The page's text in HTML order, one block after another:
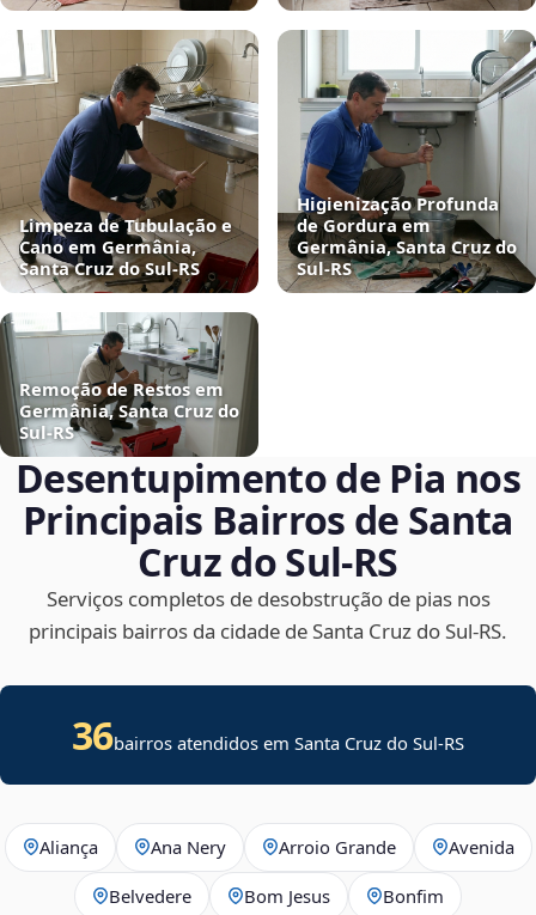
Limpeza de Tubulação e
Cano em Germânia,
Santa Cruz do Sul‑RS
Higienização Profunda
de Gordura em
Germânia, Santa Cruz do
Sul‑RS
Remoção de Restos em
Germânia, Santa Cruz do
Sul‑RS
Desentupimento de Pia nos
Principais Bairros de Santa
Cruz do Sul‑RS
Serviços completos de desobstrução de pias nos
principais bairros da cidade de Santa Cruz do Sul‑RS.
36bairros atendidos em Santa Cruz do Sul-RS
Aliança Ana Nery Arroio Grande Avenida
Belvedere Bom Jesus Bonfim